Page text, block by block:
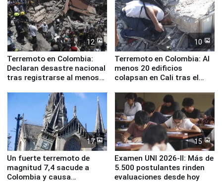
12
Terremoto en Colombia:
Declaran desastre nacional
tras registrarse al menos
10
Terremoto en Colombia: Al
menos 20 edificios
colapsan en Cali tras el
17
Un fuerte terremoto de
magnitud 7,4 sacude a
Colombia y causa
15
Examen UNI 2026-II: Más de
5.500 postulantes rinden
evaluaciones desde hoy